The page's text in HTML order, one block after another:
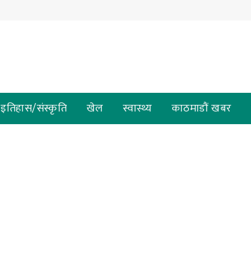
इतिहास/संस्कृति खेल स्वास्थ्य काठमाडौं खबर